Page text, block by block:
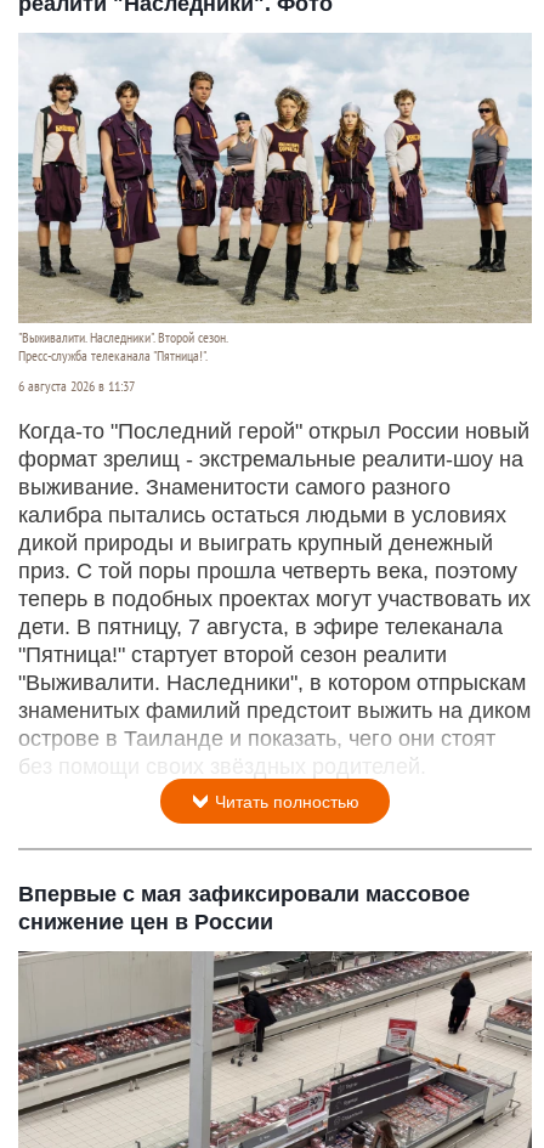
"Выживалити. Наследники". Второй сезон.
Пресс-служба телеканала "Пятница!".
6 августа 2026 в 11:37
Когда-то "Последний герой" открыл России новый
формат зрелищ - экстремальные реалити-шоу на
выживание. Знаменитости самого разного
калибра пытались остаться людьми в условиях
дикой природы и выиграть крупный денежный
приз. С той поры прошла четверть века, поэтому
теперь в подобных проектах могут участвовать их
дети. В пятницу, 7 августа, в эфире телеканала
"Пятница!" стартует второй сезон реалити
"Выживалити. Наследники", в котором отпрыскам
знаменитых фамилий предстоит выжить на диком
острове в Таиланде и показать, чего они стоят
без помощи своих звёздных родителей.
Читать полностью
Впервые с мая зафиксировали массовое
снижение цен в России